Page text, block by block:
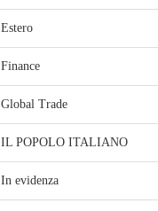
Estero
Finance
Global Trade
IL POPOLO ITALIANO
In evidenza